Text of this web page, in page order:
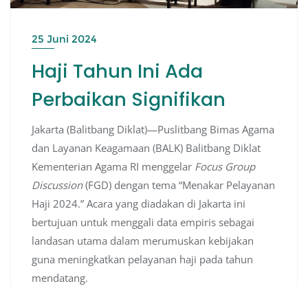
25 Juni 2024
Haji Tahun Ini Ada
Perbaikan Signifikan
Jakarta (Balitbang Diklat)—Puslitbang Bimas Agama
dan Layanan Keagamaan (BALK) Balitbang Diklat
Kementerian Agama RI menggelar Focus Group
Discussion(FGD) dengan tema “Menakar Pelayanan
Haji 2024.” Acara yang diadakan di Jakarta ini
bertujuan untuk menggali data empiris sebagai
landasan utama dalam merumuskan kebijakan
guna meningkatkan pelayanan haji pada tahun
mendatang.